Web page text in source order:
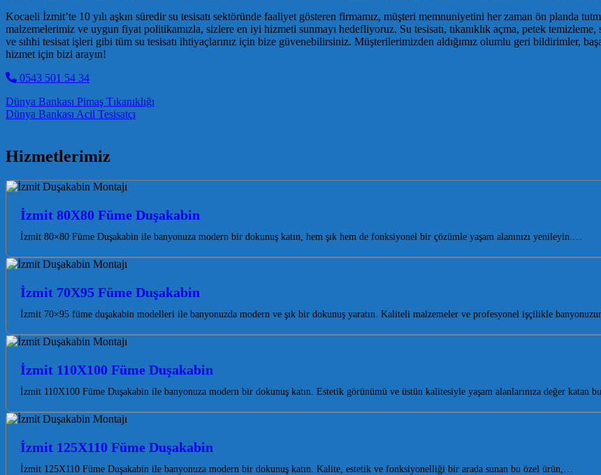
Kocaeli İzmit’te 10 yılı aşkın süredir su tesisatı sektöründe faaliyet gösteren firmamız, müşteri memnuniyetini her zaman ön planda
malzemelerimiz ve uygun fiyat politikamızla, sizlere en iyi hizmeti sunmayı hedefliyoruz. Su tesisatı, tıkanıklık açma, petek
ve sıhhi tesisat işleri gibi tüm su tesisatı ihtiyaçlarınız için bize güvenebilirsiniz. Müşterilerimizden aldığımız olumlu geri bildirimler,
hizmet için bizi arayın!
0543 501 54 34
Post navigation
Dünya Bankası Pimaş Tıkanıklığı
Dünya Bankası Acil Tesisatçı
Hizmetlerimiz
İzmit 80X80 Füme Duşakabin
İzmit 80×80 Füme Duşakabin ile banyonuza modern bir dokunuş katın, hem şık hem de fonksiyonel bir çözümle yaşam alanınızı yenileyin.…
İzmit 70X95 Füme Duşakabin
İzmit 70×95 füme duşakabin modelleri ile banyonuzda modern ve şık bir dokunuş yaratın. Kaliteli malzemeler ve profesyonel işçilikle banyonuzun
İzmit 110X100 Füme Duşakabin
İzmit 110X100 Füme Duşakabin ile banyonuza modern bir dokunuş katın. Estetik görünümü ve üstün kalitesiyle yaşam alanlarınıza değer katan
İzmit 125X110 Füme Duşakabin
İzmit 125X110 Füme Duşakabin ile banyonuza modern bir dokunuş katın. Kalite, estetik ve fonksiyonelliği bir arada sunan bu özel ürün,…